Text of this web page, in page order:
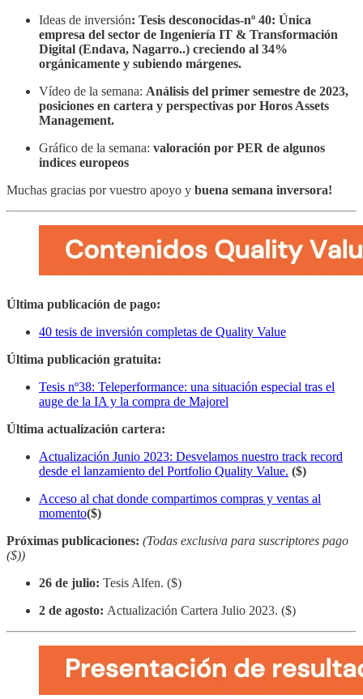
Ideas de inversión: Tesis desconocidas-nº 40: Única
empresa del sector de Ingeniería IT & Transformación
Digital (Endava, Nagarro..) creciendo al 34%
orgánicamente y subiendo márgenes.
Vídeo de la semana: Análisis del primer semestre de 2023,
posiciones en cartera y perspectivas por Horos Assets
Management.
Gráfico de la semana: valoración por PER de algunos
indices europeos
Muchas gracias por vuestro apoyo y buena semana inversora!
Última publicación de pago:
40 tesis de inversión completas de Quality Value
Última publicación gratuita:
Tesis nº38: Teleperformance: una situación especial tras el
auge de la IA y la compra de Majorel
Última actualización cartera:
Actualización Junio 2023: Desvelamos nuestro track record
desde el lanzamiento del Portfolio Quality Value. ($)
Acceso al chat donde compartimos compras y ventas al
momento($)
Próximas publicaciones: (Todas exclusiva para suscriptores pago
($))
26 de julio: Tesis Alfen. ($)
2 de agosto: Actualización Cartera Julio 2023. ($)